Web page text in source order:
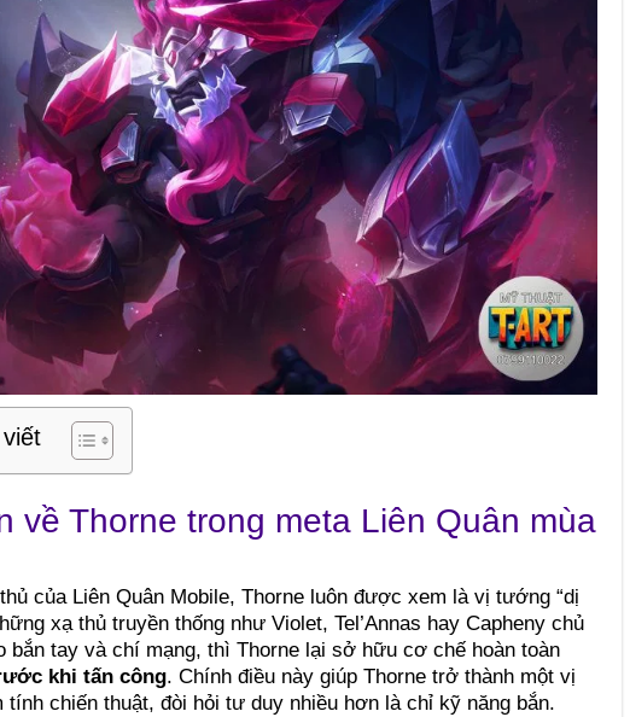
về Thorne trong meta Liên Quân mùa
của Liên Quân Mobile, Thorne luôn được xem là vị tướng “dị
xạ thủ truyền thống như Violet, Tel’Annas hay Capheny chủ
bắn tay và chí mạng, thì Thorne lại sở hữu cơ chế hoàn toàn
khi tấn công. Chính điều này giúp Thorne trở thành một vị
tính chiến thuật, đòi hỏi tư duy nhiều hơn là chỉ kỹ năng bắn.